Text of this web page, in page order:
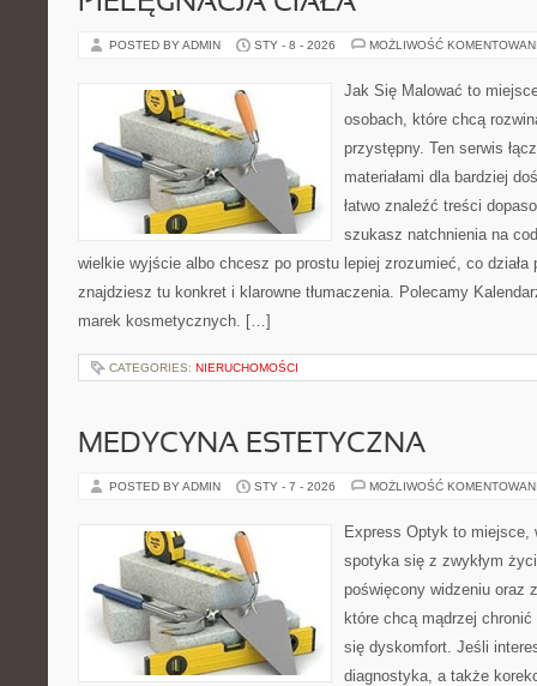
POSTED BY ADMIN STY - 8 - 2026 MOŻLIWOŚĆ
Jak Się Malować to
osobach, które chcą
przystępny. Ten serwis
materiałami dla bardziej
łatwo znaleźć treści
szukasz natchnienia na
wielkie wyjście albo chcesz po prostu lepiej zrozumieć, co działa
znajdziesz tu konkret i klarowne tłumaczenia. Polecamy
marek kosmetycznych. […]
CATEGORIES: NIERUCHOMOŚCI
MEDYCYNA ESTETYCZNA
POSTED BY ADMIN STY - 7 - 2026 MOŻLIWOŚĆ
Express Optyk to miejsce,
spotyka się z zwykłym
poświęcony widzeniu oraz
które chcą mądrzej
się dyskomfort. Jeśli
diagnostyka, a także